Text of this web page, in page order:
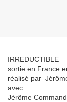
IRREDUCTIBLE
sortie en France
réalisé par
avec
Jérôme